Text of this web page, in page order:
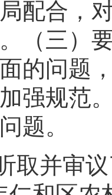
配合，
（三）
的问题
强规范
题。
取并审